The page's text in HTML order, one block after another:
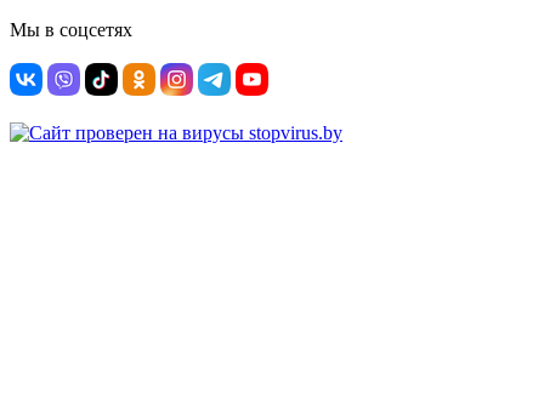
Мы в соцсетях